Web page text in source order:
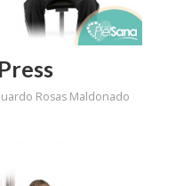
Rosas Maldonado